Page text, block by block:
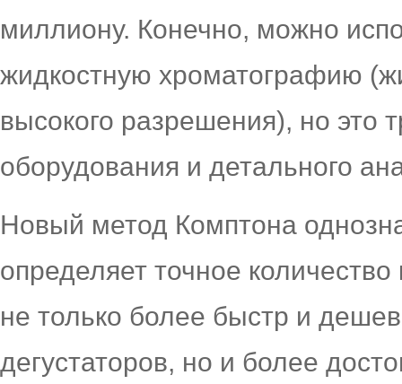
миллиону. Конечно, можно
жидкостную хроматографию
высокого разрешения), но это
оборудования и детального
Новый метод Комптона
определяет точное
не только более быстр и
дегустаторов, но и более